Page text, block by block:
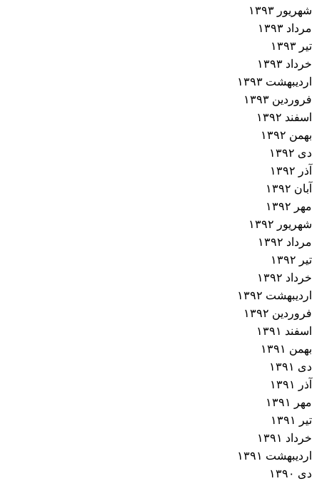
شهریور ۱۳۹۳
مرداد ۱۳۹۳
تیر ۱۳۹۳
خرداد ۱۳۹۳
اردیبهشت ۱۳۹۳
فروردین ۱۳۹۳
اسفند ۱۳۹۲
بهمن ۱۳۹۲
دی ۱۳۹۲
آذر ۱۳۹۲
آبان ۱۳۹۲
مهر ۱۳۹۲
شهریور ۱۳۹۲
مرداد ۱۳۹۲
تیر ۱۳۹۲
خرداد ۱۳۹۲
اردیبهشت ۱۳۹۲
فروردین ۱۳۹۲
اسفند ۱۳۹۱
بهمن ۱۳۹۱
دی ۱۳۹۱
آذر ۱۳۹۱
مهر ۱۳۹۱
تیر ۱۳۹۱
خرداد ۱۳۹۱
اردیبهشت ۱۳۹۱
دی ۱۳۹۰